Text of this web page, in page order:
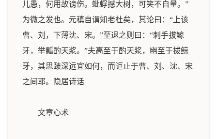
儿愚，何用故谤伤。蚍蜉撼大树，可笑不自量。”
为微之发也。元稹自谓知老杜矣，其论曰：“上该
曹、刘，下薄沈、宋。”至退之则曰：“刺手拔鲸
牙，举瓢酌天浆。”夫高至于酌天浆，幽至于拔鲸
牙，其思赜深远宜如何，而讵止于曹、刘、沈、宋
之间耶。
隐居诗话
文章心术